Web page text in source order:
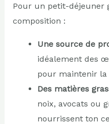
Pour un petit-déjeuner
composition :
Une source de
idéalement des
pour maintenir la
Des matières
noix, avocats ou
nourrissent ton